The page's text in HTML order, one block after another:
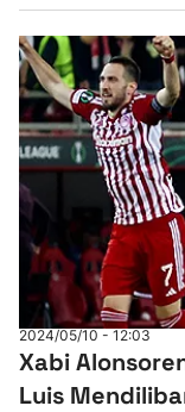
2024/05/10 - 12:03
Xabi
Luis